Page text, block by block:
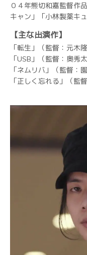
０４年熊切和嘉監督作
キャン」「小林製薬キ
【主な出演作】
「転生」（監督：元木
「USB」（監督：奥秀太
「ネムリバ」（監督：
「正しく忘れる」（監